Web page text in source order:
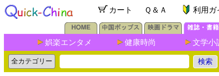
カート Ｑ＆Ａ 利用ガ
娯楽エンタメ 健康時尚 文学小